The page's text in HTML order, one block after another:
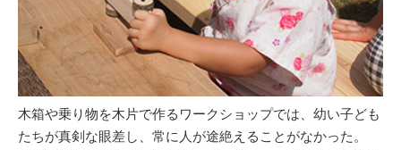
木箱や乗り物を木片で作るワークショップでは、幼い子ども
たちが真剣な眼差し、常に人が途絶えることがなかった。